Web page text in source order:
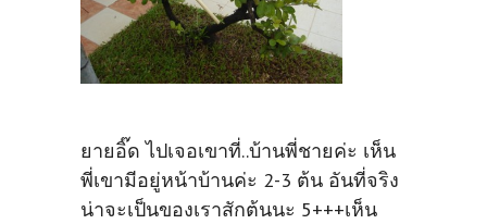
ยายอิ๊ด ไปเจอเขาที่..บ้านพี่ชายค่ะ เห็น
พี่เขามีอยู่หน้าบ้านค่ะ 2-3 ต้น อันที่จริง
น่าจะเป็นของเราสักต้นนะ 5+++เห็น